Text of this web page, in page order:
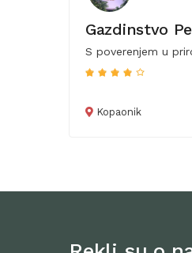
Gazdinstvo
S poverenjem u
Kopaonik